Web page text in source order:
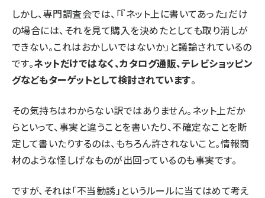
しかし、専門調査会では、「『ネット上に書いてあった』だけ
の場合には、それを見て購入を決めたとしても取り消しが
できない。これはおかしいではないか」と議論されているの
です。ネットだけではなく、カタログ通販、テレビショッピン
グなどもターゲットとして検討されています。
その気持ちはわからない訳ではありません。ネット上だか
らといって、事実と違うことを書いたり、不確定なことを断
定して書いたりするのは、もちろん許されないこと。情報商
材のような怪しげなものが出回っているのも事実です。
ですが、それは「不当勧誘」というルールに当てはめて考え